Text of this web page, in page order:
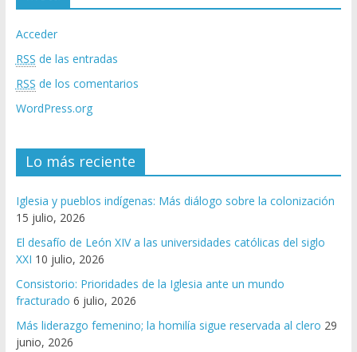
Acceder
RSS de las entradas
RSS de los comentarios
WordPress.org
Lo más reciente
Iglesia y pueblos indígenas: Más diálogo sobre la colonización
15 julio, 2026
El desafío de León XIV a las universidades católicas del siglo
XXI 10 julio, 2026
Consistorio: Prioridades de la Iglesia ante un mundo
fracturado 6 julio, 2026
Más liderazgo femenino; la homilía sigue reservada al clero 29
junio, 2026